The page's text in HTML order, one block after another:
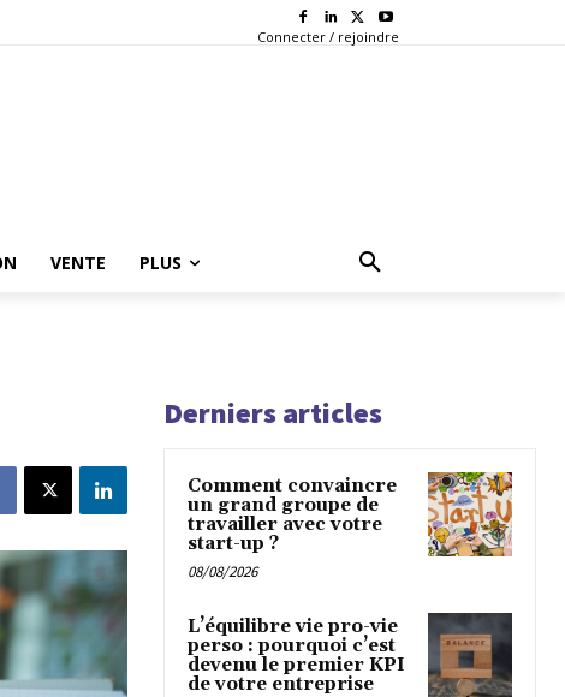
Connecter / rejoindre
VENTE PLUS
Derniers articles
Comment convaincre
un grand groupe de
travailler avec votre
start-up ?
08/08/2026
L’équilibre vie pro-vie
perso : pourquoi c’est
devenu le premier KPI
de votre entreprise